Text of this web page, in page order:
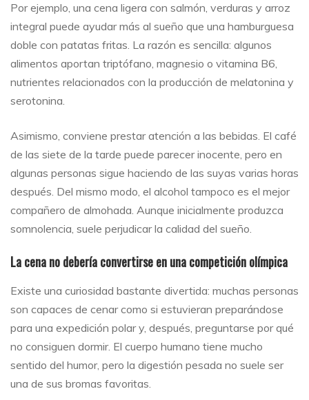
Por ejemplo, una cena ligera con salmón, verduras y arroz
integral puede ayudar más al sueño que una hamburguesa
doble con patatas fritas. La razón es sencilla: algunos
alimentos aportan triptófano, magnesio o vitamina B6,
nutrientes relacionados con la producción de melatonina y
serotonina.
Asimismo, conviene prestar atención a las bebidas. El café
de las siete de la tarde puede parecer inocente, pero en
algunas personas sigue haciendo de las suyas varias horas
después. Del mismo modo, el alcohol tampoco es el mejor
compañero de almohada. Aunque inicialmente produzca
somnolencia, suele perjudicar la calidad del sueño.
La cena no debería convertirse en una competición olímpica
Existe una curiosidad bastante divertida: muchas personas
son capaces de cenar como si estuvieran preparándose
para una expedición polar y, después, preguntarse por qué
no consiguen dormir. El cuerpo humano tiene mucho
sentido del humor, pero la digestión pesada no suele ser
una de sus bromas favoritas.